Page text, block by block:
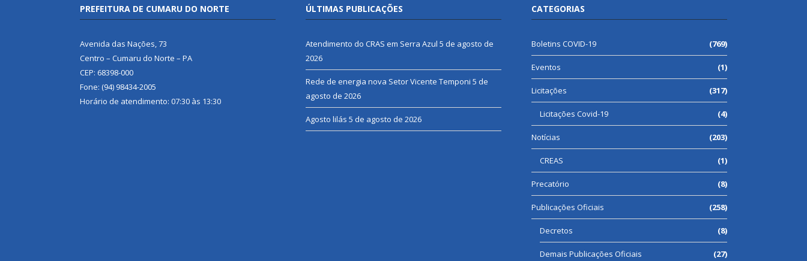
PREFEITURA DE CUMARU DO NORTE
Avenida das Nações, 73
Centro – Cumaru do Norte – PA
CEP: 68398-000
Fone: (94) 98434-2005
Horário de atendimento: 07:30 às 13:30
ÚLTIMAS PUBLICAÇÕES
Atendimento do CRAS em Serra Azul 5 de agosto de
2026
Rede de energia nova Setor Vicente Temponi 5 de
agosto de 2026
Agosto lilás 5 de agosto de 2026
CATEGORIAS
Boletins COVID-19 (769)
Eventos (1)
Licitações (317)
Licitações Covid-19 (4)
Notícias (203)
CREAS (1)
Precatório (8)
Publicações Oficiais (258)
Decretos (8)
Demais Publicações Oficiais (27)